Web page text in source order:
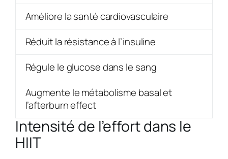
Améliore la santé cardiovasculaire
Réduit la résistance à l’insuline
Régule le glucose dans le sang
Augmente le métabolisme basal et
l’afterburn effect
Intensité de l’effort dans le
HIIT